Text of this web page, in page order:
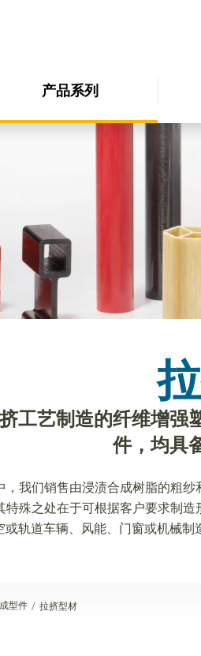
产品系列
工艺制造的纤维增强
件，均具
，我们销售由浸渍合成树脂的粗
特殊之处在于可根据客户要求制
或轨道车辆、风能、门窗或机械
型件 拉挤型材